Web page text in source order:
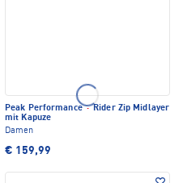
Peak Performance·Rider Zip Midlayer
mit Kapuze
Damen
€ 159,99